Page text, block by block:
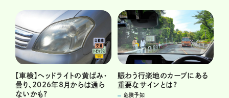
【車検】ヘッドライトの黄ばみ・
曇り、2026年8月からは通ら
ないかも?
賑わう行楽地のカーブにある
重要なサインとは?
危険予知